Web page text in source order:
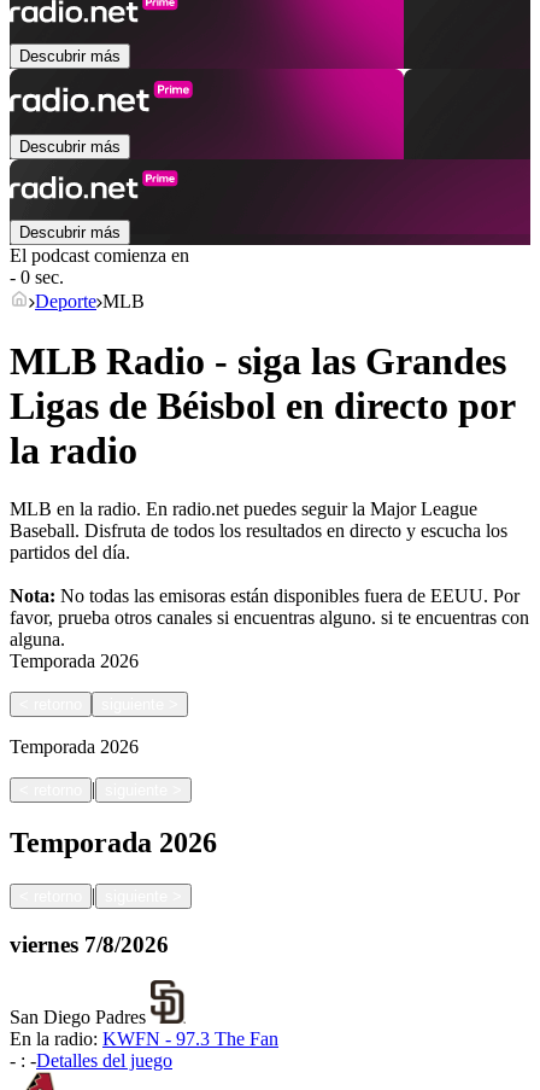
Descubrir más
Descubrir más
Descubrir más
El podcast comienza en
- 0 sec.
Deporte MLB
MLB Radio - siga las Grandes
Ligas de Béisbol en directo por
la radio
MLB en la radio. En radio.net puedes seguir la Major League
Baseball. Disfruta de todos los resultados en directo y escucha los
partidos del día.
Nota: No todas las emisoras están disponibles fuera de EEUU. Por
favor, prueba otros canales si encuentras alguno. si te encuentras con
alguna.
Temporada 2026
Temporada 2026
|
Temporada 2026
|
viernes 7/8/2026
San Diego Padres
En la radio: KWFN - 97.3 The Fan
- : -Detalles del juego